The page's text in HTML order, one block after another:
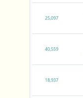
25,097
40,559
18,937